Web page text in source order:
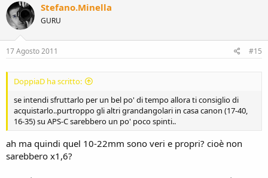
Stefano.Minella
GURU
17 Agosto 2011 #15
DoppiaD ha scritto:
se intendi sfruttarlo per un bel po' di tempo allora ti consiglio di
acquistarlo..purtroppo gli altri grandangolari in casa canon (17-40,
16-35) su APS-C sarebbero un po' poco spinti..
ah ma quindi quel 10-22mm sono veri e propri? cioè non
sarebbero x1,6?